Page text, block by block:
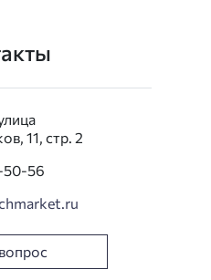
11, стр. 2
50-56